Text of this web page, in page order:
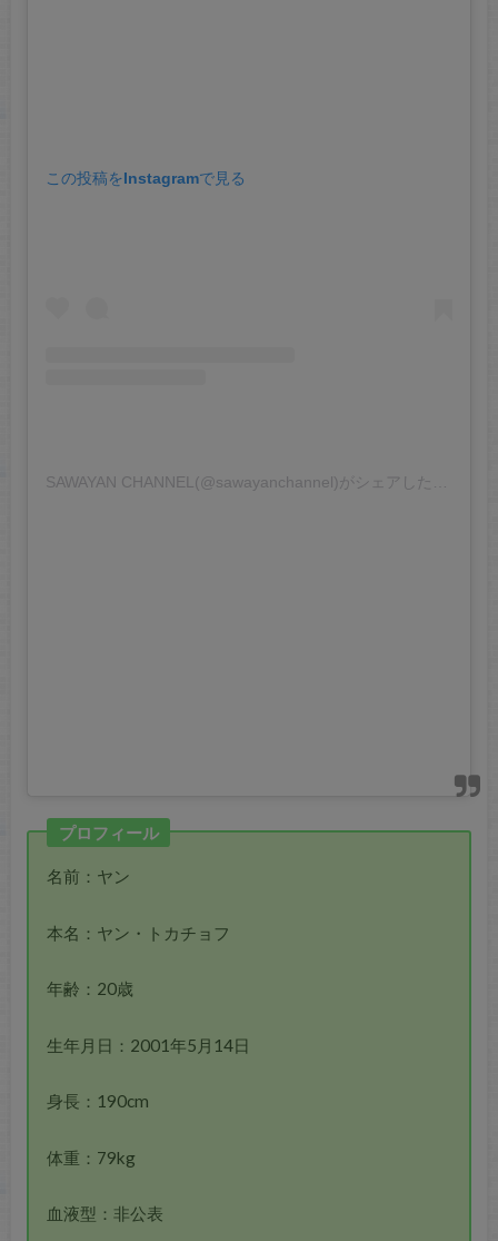
この投稿をInstagramで見る
SAWAYAN CHANNEL(@sawayanchannel)がシェアした投稿
プロフィール
名前：ヤン
本名：ヤン・トカチョフ
年齢：20歳
生年月日：2001年5月14日
身長：190cm
体重：79kg
血液型：非公表